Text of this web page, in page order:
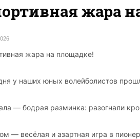
жара
жара на площадке!
у наших юных волейболистов
— бодрая разминка: разогнали
— весёлая и азартная игра в